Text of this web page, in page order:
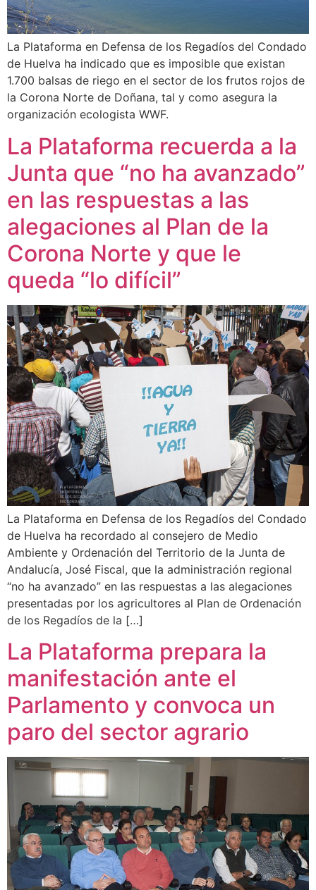
La Plataforma en Defensa de los Regadíos del Condado
de Huelva ha indicado que es imposible que existan
1.700 balsas de riego en el sector de los frutos rojos de
la Corona Norte de Doñana, tal y como asegura la
organización ecologista WWF.
La Plataforma recuerda a la
Junta que “no ha avanzado”
en las respuestas a las
alegaciones al Plan de la
Corona Norte y que le
queda “lo difícil”
La Plataforma en Defensa de los Regadíos del Condado
de Huelva ha recordado al consejero de Medio
Ambiente y Ordenación del Territorio de la Junta de
Andalucía, José Fiscal, que la administración regional
“no ha avanzado” en las respuestas a las alegaciones
presentadas por los agricultores al Plan de Ordenación
de los Regadíos de la […]
La Plataforma prepara la
manifestación ante el
Parlamento y convoca un
paro del sector agrario